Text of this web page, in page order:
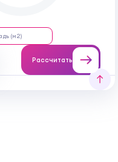
Рассчитать